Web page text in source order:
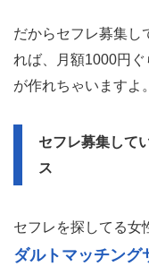
だからセフレ募集し
れば、月額1000円
が作れちゃいますよ。
セフレ募集して
ス
セフレを探してる女
ダルトマッチング